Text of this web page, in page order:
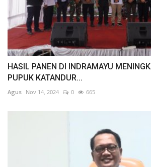
HASIL PANEN DI INDRAMAYU
PUPUK KATANDUR...
Agus Nov 14, 2024 0 665